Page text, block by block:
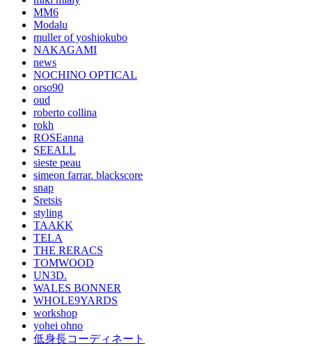
MM6
Modalu
muller of yoshiokubo
NAKAGAMI
news
NOCHINO OPTICAL
orso90
oud
roberto collina
rokh
ROSEanna
SEEALL
sieste peau
simeon farrar. blackscore
snap
Sretsis
styling
TAAKK
TELA
THE RERACS
TOMWOOD
UN3D.
WALES BONNER
WHOLE9YARDS
workshop
yohei ohno
低身長コーディネート